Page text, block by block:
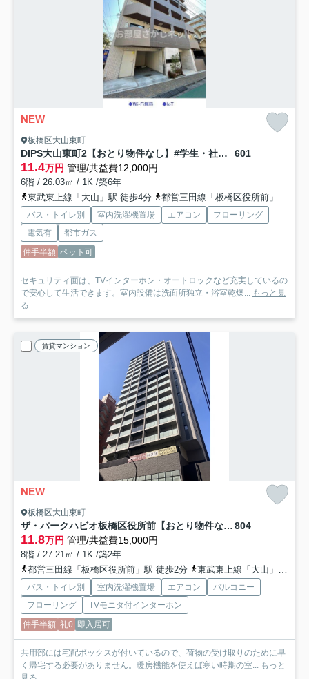
NEW
板橋区大山東町
DIPS大山東町2【おとり物件なし】#学生・社会人にオススメ！初期費用分割払いOK！ 601
11.4万円 管理/共益費12,000円
6階 / 26.03㎡ / 1K /築6年
東武東上線「大山」駅 徒歩4分
都営三田線「板橋区役所前」駅 徒歩7分
バス・トイレ別 室内洗濯機置場 エアコン
フローリング
電気有
都市ガス
仲手半額 ペット可
セキュリティ面は、TVインターホン・オートロックなど充実しているの
で安心して生活できます。室内設備は洗面所独立・浴室乾燥... もっと見
る
賃貸マンション
NEW
板橋区大山東町
ザ・パークハビオ板橋区役所前【おとり物件なし】#学生・社会人にオススメ！初期費用分割払いOK！ 804
11.8万円 管理/共益費15,000円
8階 / 27.21㎡ / 1K /築2年
都営三田線「板橋区役所前」駅 徒歩2分
東武東上線「大山」駅 徒歩9分
バス・トイレ別 室内洗濯機置場 エアコン
バルコニー
フローリング
TVモニタ付インターホン
仲手半額 礼0 即入居可
共用部には宅配ボックスが付いているので、荷物の受け取りのために早
く帰宅する必要がありません。暖房機能を使えば寒い時期の室... もっと